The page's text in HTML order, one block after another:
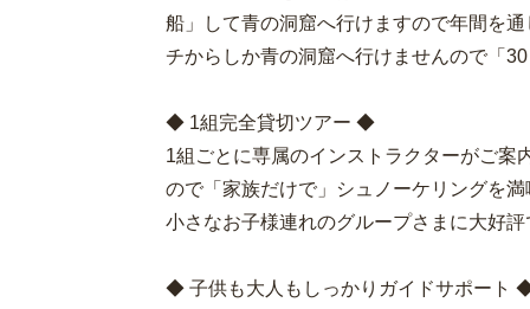
船」して青の洞窟へ行けますので年間を
チからしか青の洞窟へ行けませんので「
◆ 1組完全貸切ツアー ◆
1組ごとに専属のインストラクターがご案
ので「家族だけで」シュノーケリングを
小さなお子様連れのグループさまに大好評
◆ 子供も大人もしっかりガイドサポート